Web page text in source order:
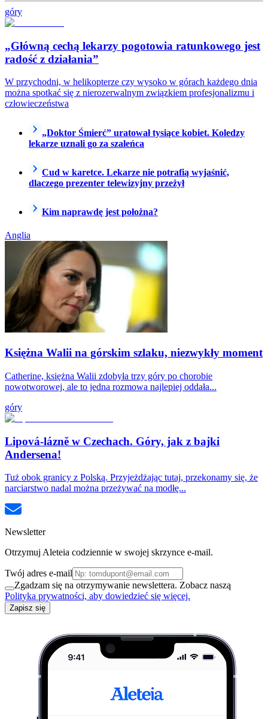
góry
„Główną cechą lekarzy pogotowia ratunkowego jest
radość z działania”
W przychodni, w helikopterze czy wysoko w górach każdego dnia
można spotkać się z nierozerwalnym związkiem profesjonalizmu i
człowieczeństwa
„Doktor Śmierć” uratował tysiące kobiet. Koledzy
lekarze uznali go za szaleńca
Cud w karetce. Lekarze nie potrafią wyjaśnić,
dlaczego prezenter telewizyjny przeżył
Kim naprawdę jest położna?
Anglia
Księżna Walii na górskim szlaku, niezwykły moment
Catherine, księżna Walii zdobyła trzy góry po chorobie
nowotworowej, ale to jedna rozmowa najlepiej oddała...
góry
Lipová-lázně w Czechach. Góry, jak z bajki
Andersena!
Tuż obok granicy z Polską. Przyjeżdżając tutaj, przekonamy się, że
narciarstwo nadal można przeżywać na modłę...
Newsletter
Otrzymuj Aleteia codziennie w swojej skrzynce e-mail.
Twój adres e-mail
Zgadzam się na otrzymywanie newslettera. Zobacz naszą
Polityka prywatności, aby dowiedzieć się więcej.
Zapisz się